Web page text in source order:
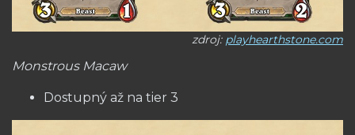
zdroj: playhearthstone.com
Monstrous Macaw
Dostupný až na tier 3